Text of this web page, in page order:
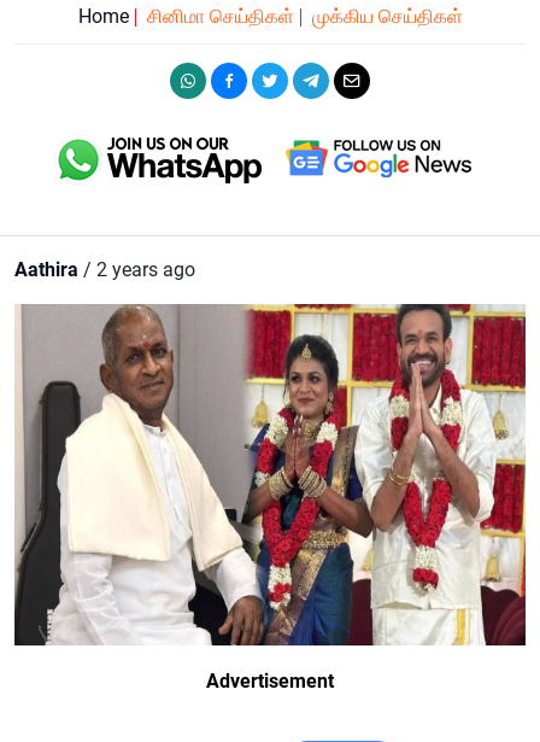
Home சினிமா செய்திகள் முக்கிய செய்திகள்
Aathira / 2 years ago
Advertisement